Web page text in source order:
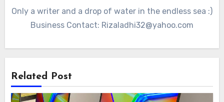
Only a writer and a drop of water in the endless sea :)
Business Contact: Rizaladhi32@yahoo.com
Related Post